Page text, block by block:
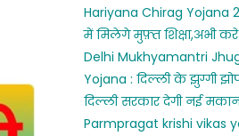
Hariyana Chirag Yojana
में मिलेगे मुफ़्त शिक्षा,अभी
Delhi Mukhyamantri
Yojana : दिल्ली के झुग्गी
दिल्ली सरकार देगी नई
Parmpragat krishi vikas